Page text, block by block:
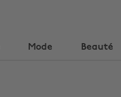
Mode Beauté